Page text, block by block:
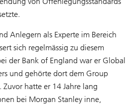
Anlegern als Experte im Bereich
sich regelmässig zu diesem
der Bank of England war er Global
und gehörte dort dem Group
hatte er 14 Jahre lang
bei Morgan Stanley inne,